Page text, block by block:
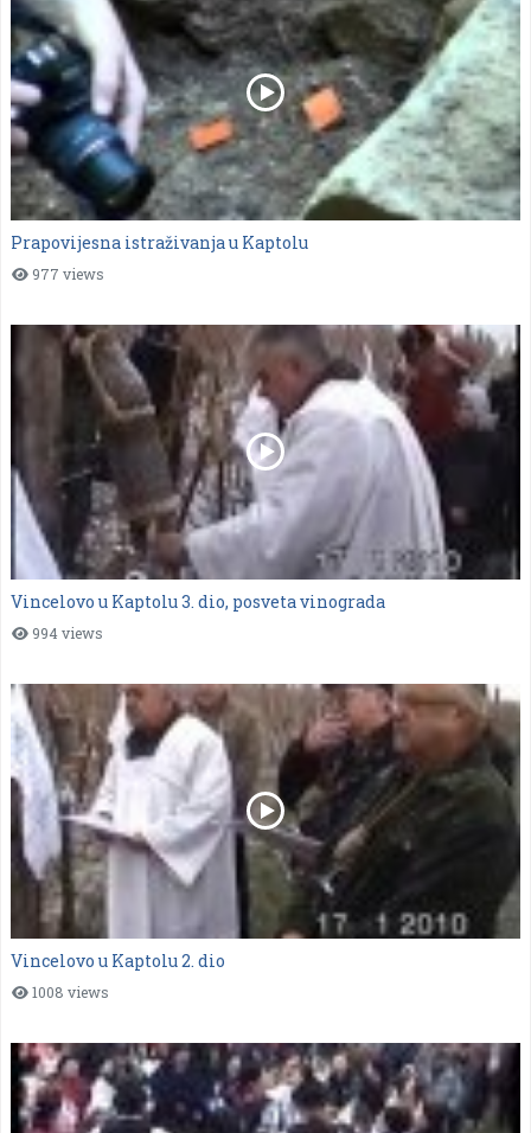
Prapovijesna istraživanja u Kaptolu
977 views
Vincelovo u Kaptolu 3. dio, posveta vinograda
994 views
Vincelovo u Kaptolu 2. dio
1008 views